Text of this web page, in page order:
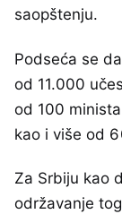
saopštenju.
Podseća se
od 11.000
od 100
kao i više od
Za Srbiju kao
održavanje